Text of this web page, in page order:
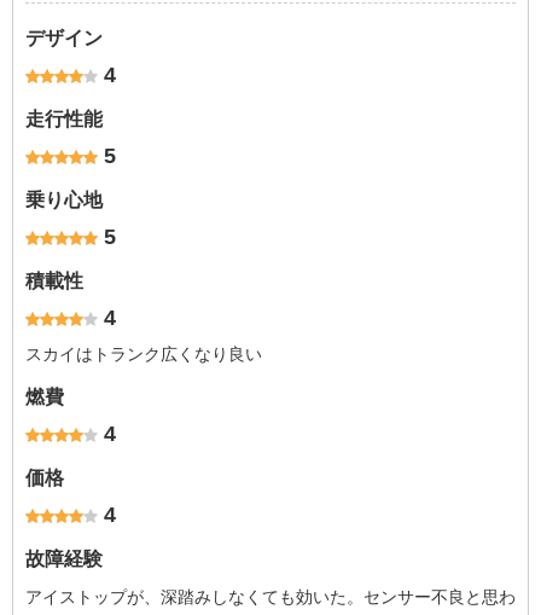
デザイン
4
走行性能
5
乗り心地
5
積載性
4
スカイはトランク広くなり良い
燃費
4
価格
4
故障経験
アイストップが、深踏みしなくても効いた。センサー不良と思わ